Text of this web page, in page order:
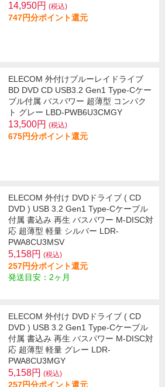
14,950円 (税込)
747円分ポイント還元
ELECOM 外付けブルーレイドライブ
BD DVD CD USB3.2 Gen1 Type-Cケー
ブル付属 バスパワー 超薄型 コンパク
ト グレー LBD-PWB6U3CMGY
13,500円 (税込)
675円分ポイント還元
ELECOM 外付け DVDドライブ ( CD
DVD ) USB 3.2 Gen1 Type-Cケーブル
付属 書込み 再生 バスパワー M-DISC対
応 超薄型 軽量 シルバー LDR-
PWA8CU3MSV
5,158円 (税込)
257円分ポイント還元
発送目安：2ヶ月
ELECOM 外付け DVDドライブ ( CD
DVD ) USB 3.2 Gen1 Type-Cケーブル
付属 書込み 再生 バスパワー M-DISC対
応 超薄型 軽量 グレー LDR-
PWA8CU3MGY
5,158円 (税込)
257円分ポイント還元